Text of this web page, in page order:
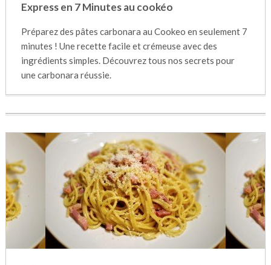
Express en 7 Minutes au cookéo
Préparez des pâtes carbonara au Cookeo en seulement 7
minutes ! Une recette facile et crémeuse avec des
ingrédients simples. Découvrez tous nos secrets pour
une carbonara réussie.